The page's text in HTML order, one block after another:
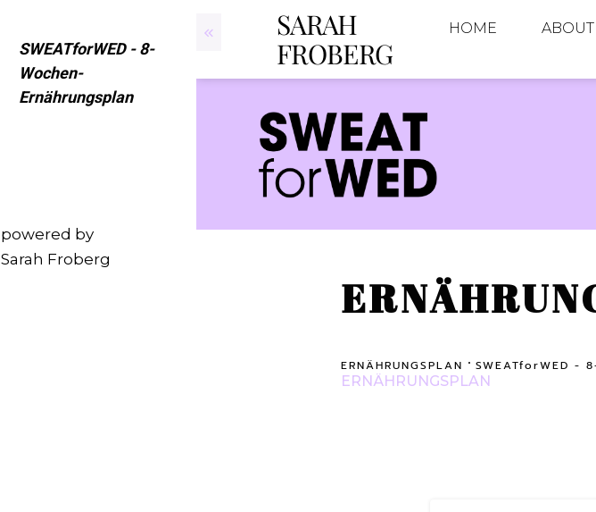
SARAH
FROBERG
HOME ABOUT
ERNÄHRUNGSPLAN SWEATforWED -
ERNÄHRUNGSPLAN
SWEATforWED - 8-
Wochen-
Ernährungsplan
powered by
Sarah Froberg